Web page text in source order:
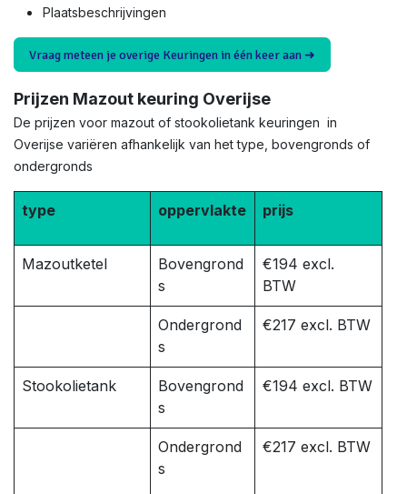
Plaatsbeschrijvingen
Vraag meteen je overige Keuringen in één keer aan ➜
Prijzen Mazout keuring Overijse
De prijzen voor mazout of stookolietank keuringen in
Overijse variëren afhankelijk van het type, bovengronds of
ondergronds
type oppervlakte prijs
Mazoutketel
Bovengrond
s
€194 excl.
BTW
Ondergrond
s
€217 excl. BTW
Stookolietank
Bovengrond
s
€194 excl. BTW
Ondergrond
s
€217 excl. BTW